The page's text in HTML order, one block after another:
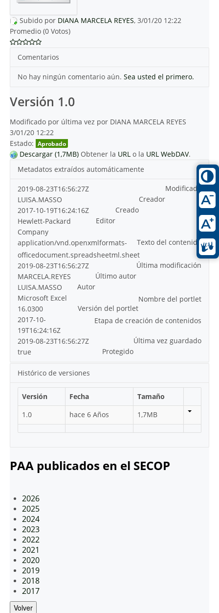
Subido por DIANA MARCELA REYES, 3/01/20 12:22
Promedio (0 Votos)
Comentarios
No hay ningún comentario aún. Sea usted el primero.
Versión 1.0
Modificado por última vez por DIANA MARCELA REYES
3/01/20 12:22
Estado: Aprobado
Descargar (1,7MB) Obtener la URL o la URL WebDAV.
Metadatos extraídos automáticamente
Modificado
2019-08-23T16:56:27Z
Creador
LUISA.MASSO
Creado
2017-10-19T16:24:16Z
Editor
Hewlett-Packard
Company
Texto del contenido
application/vnd.openxmlformats-
officedocument.spreadsheetml.sheet
Última modificación
2019-08-23T16:56:27Z
Último autor
MARCELA.REYES
Autor
LUISA.MASSO
Nombre del portlet
Microsoft Excel
Versión del portlet
16.0300
Etapa de creación de contenidos
2017-10-
19T16:24:16Z
Última vez guardado
2019-08-23T16:56:27Z
Protegido
true
Histórico de versiones
Versión Fecha
Tamaño
1.0
hace 6 Años 1,7MB
PAA publicados en el SECOP
2026
2025
2024
2023
2022
2021
2020
2019
2018
2017
Volver